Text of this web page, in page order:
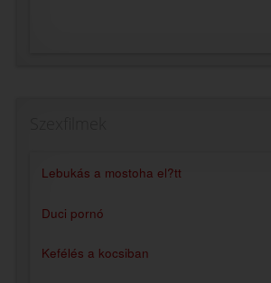
Lebukás a mostoha el?tt
Duci pornó
Kefélés a kocsiban